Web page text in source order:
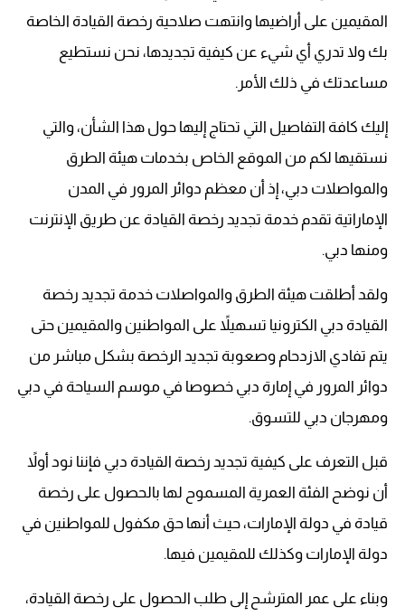
المقيمين على أراضيها وانتهت صلاحية رخصة القيادة الخاصة
بك ولا تدري أي شيء عن كيفية تجديدها، نحن نستطيع
مساعدتك في ذلك الأمر.
إليك كافة التفاصيل التي تحتاج إليها حول هذا الشأن، والتي
نستقيها لكم من الموقع الخاص بخدمات هيئة الطرق
والمواصلات دبي، إذ أن معظم دوائر المرور في المدن
الإماراتية تقدم خدمة تجديد رخصة القيادة عن طريق الإنترنت
ومنها دبي.
ولقد أطلقت هيئة الطرق والمواصلات خدمة تجديد رخصة
القيادة دبي الكترونيا تسهيلاً على المواطنين والمقيمين حتى
يتم تفادي الازدحام وصعوبة تجديد الرخصة بشكل مباشر من
دوائر المرور في إمارة دبي خصوصا في موسم السياحة في دبي
ومهرجان دبي للتسوق.
قبل التعرف على كيفية تجديد رخصة القيادة دبي فإننا نود أولاً
أن نوضح الفئة العمرية المسموح لها بالحصول على رخصة
قيادة في دولة الإمارات، حيث أنها حق مكفول للمواطنين في
دولة الإمارات وكذلك للمقيمين فيها.
وبناء على عمر المترشح إلى طلب الحصول على رخصة القيادة،